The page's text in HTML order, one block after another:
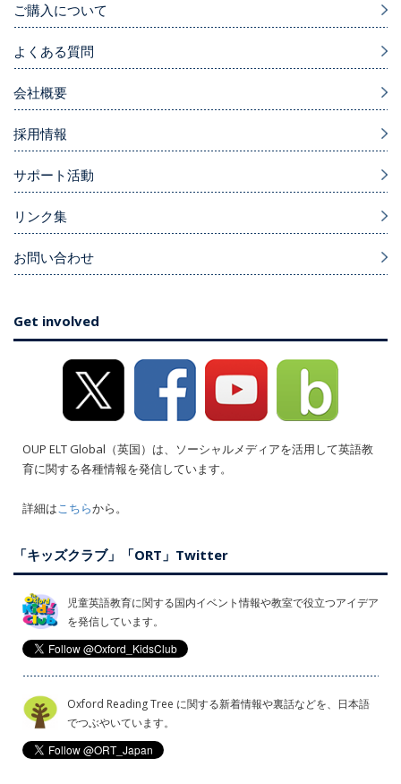
ご購入について
よくある質問
会社概要
採用情報
サポート活動
リンク集
お問い合わせ
Get involved
OUP ELT Global（英国）は、ソーシャルメディアを活用して英語教
育に関する各種情報を発信しています。
詳細はこちらから。
「キッズクラブ」「ORT」Twitter
児童英語教育に関する国内イベント情報や教室で役立つアイデア
を発信しています。
Oxford Reading Tree に関する新着情報や裏話などを、日本語
でつぶやいています。